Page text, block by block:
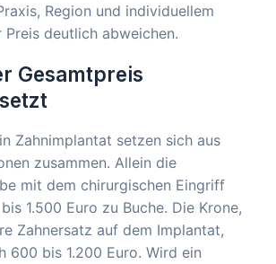
Region und individuellem
Preis deutlich abweichen.
Gesamtpreis
Zahnimplantat setzen sich aus
zusammen. Allein die
mit dem chirurgischen Eingriff
1.500 Euro zu Buche. Die Krone,
Zahnersatz auf dem Implantat,
600 bis 1.200 Euro. Wird ein